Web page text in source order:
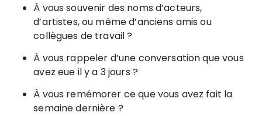
À vous souvenir des noms d’acteurs,
d’artistes, ou même d’anciens amis ou
collègues de travail ?
À vous rappeler d’une conversation que vous
avez eue il y a 3 jours ?
À vous remémorer ce que vous avez fait la
semaine dernière ?